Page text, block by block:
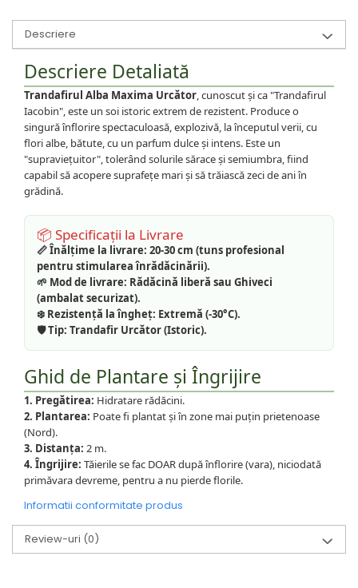
Descriere
Descriere Detaliată
Trandafirul Alba Maxima Urcător, cunoscut și ca "Trandafirul
Iacobin", este un soi istoric extrem de rezistent. Produce o
singură înflorire spectaculoasă, explozivă, la începutul verii, cu
flori albe, bătute, cu un parfum dulce și intens. Este un
"supraviețuitor", tolerând solurile sărace și semiumbra, fiind
capabil să acopere suprafețe mari și să trăiască zeci de ani în
grădină.
📦 Specificații la Livrare
📏 Înălțime la livrare: 20-30 cm (tuns profesional
pentru stimularea înrădăcinării).
🌱 Mod de livrare: Rădăcină liberă sau Ghiveci
(ambalat securizat).
❄️ Rezistență la îngheț: Extremă (-30°C).
🛡️ Tip: Trandafir Urcător (Istoric).
Ghid de Plantare și Îngrijire
1. Pregătirea: Hidratare rădăcini.
2. Plantarea: Poate fi plantat și în zone mai puțin prietenoase
(Nord).
3. Distanța: 2 m.
4. Îngrijire: Tăierile se fac DOAR după înflorire (vara), niciodată
primăvara devreme, pentru a nu pierde florile.
Informatii conformitate produs
Review-uri (0)